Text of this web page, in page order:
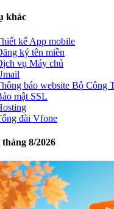
khác
kế App mobile
ký tên miền
vụ Máy chủ
báo website Bộ Công
mật SSL
đài Vfone
8/2026